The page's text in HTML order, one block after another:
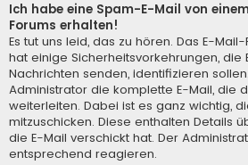
Ich habe eine Spam-E-Mail von
Forums erhalten!
Es tut uns leid, das zu hören. Das E-
hat einige Sicherheitsvorkehrungen, die
Nachrichten senden, identifizieren
Administrator die komplette E-Mail, die
weiterleiten. Dabei ist es ganz wichtig,
mitzuschicken. Diese enthalten Details
die E-Mail verschickt hat. Der
entsprechend reagieren.